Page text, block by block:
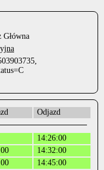
Odjazd
14:26:00
14:32:00
14:45:00